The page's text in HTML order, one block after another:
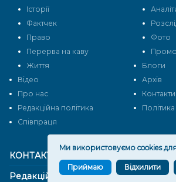
КОНТАКТИ
Редакційний відділ:
Історії
Фактчек
Право
Фото
Перерва на каву
Промо
Життя
Блоги
Відео
Архів
Про нас
Контакти
Редакційна політика
Cпівпраця
Ми використовуємо cookies
Приймаю Відхилити